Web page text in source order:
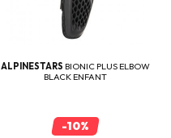
ALPINESTARS BIONIC PLUS ELBOW
BLACK ENFANT
-10%